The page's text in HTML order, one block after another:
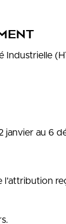
janvier au 6
l’attribution